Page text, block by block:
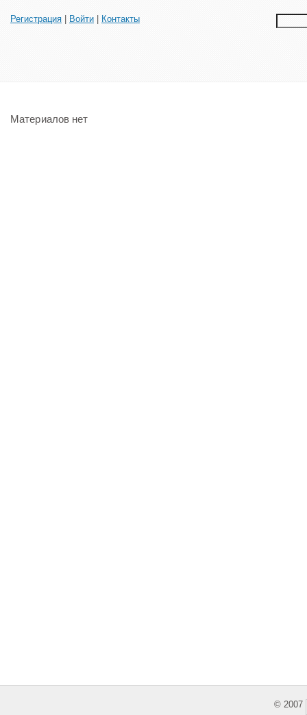
Регистрация Войти Контакты
Материалов нет
© 2007